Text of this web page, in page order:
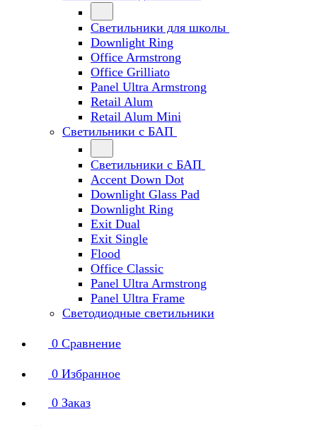
Светильники для школы
Downlight Ring
Office Armstrong
Office Grilliato
Panel Ultra Armstrong
Retail Alum
Retail Alum Mini
Светильники с БАП
Светильники с БАП
Accent Down Dot
Downlight Glass Pad
Downlight Ring
Exit Dual
Exit Single
Flood
Office Classic
Panel Ultra Armstrong
Panel Ultra Frame
Светодиодные светильники
0 Сравнение
0 Избранное
0 Заказ